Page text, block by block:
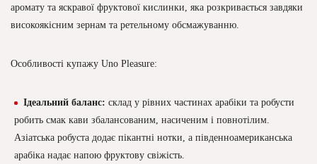
аромату та яскравої фруктової кислинки, яка розкривається завдяки
високоякісним зернам та ретельному обсмажуванню.
Особливості купажу Uno Pleasure:
Ідеальний баланс: склад у рівних частинах арабіки та робусти
робить смак кави збалансованим, насиченим і повнотілим.
Азіатська робуста додає пікантні нотки, а південноамериканська
арабіка надає напою фруктову свіжість.